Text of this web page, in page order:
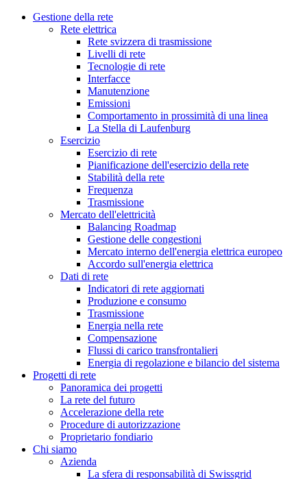
Gestione della rete
Rete elettrica
Rete svizzera di trasmissione
Livelli di rete
Tecnologie di rete
Interfacce
Manutenzione
Emissioni
Comportamento in prossimità di una linea
La Stella di Laufenburg
Esercizio
Esercizio di rete
Pianificazione dell'esercizio della rete
Stabilità della rete
Frequenza
Trasmissione
Mercato dell'elettricità
Balancing Roadmap
Gestione delle congestioni
Mercato interno dell'energia elettrica europeo
Accordo sull'energia elettrica
Dati di rete
Indicatori di rete aggiornati
Produzione e consumo
Trasmissione
Energia nella rete
Compensazione
Flussi di carico transfrontalieri
Energia di regolazione e bilancio del sistema
Progetti di rete
Panoramica dei progetti
La rete del futuro
Accelerazione della rete
Procedure di autorizzazione
Proprietario fondiario
Chi siamo
Azienda
La sfera di responsabilità di Swissgrid